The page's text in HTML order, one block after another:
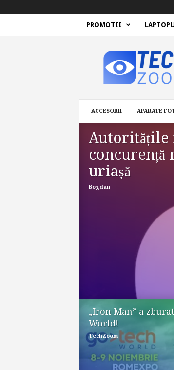
PROMOTII
ACCESORII APARATE
Autoritățile
concurență
uriașă
Bogdan
„Iron Man” a
World!
TechZoom